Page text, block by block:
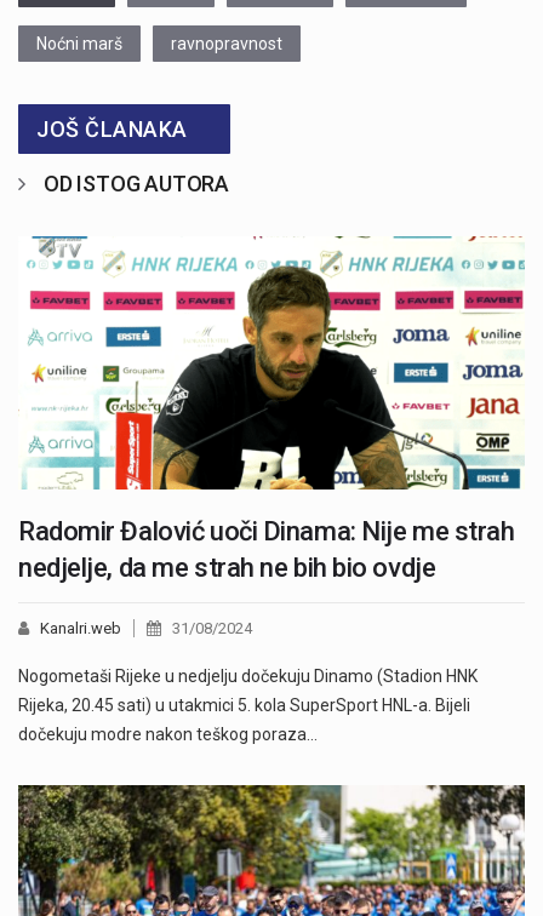
Noćni marš ravnopravnost
JOŠ ČLANAKA
OD ISTOG AUTORA
Radomir Đalović uoči Dinama: Nije me strah
nedjelje, da me strah ne bih bio ovdje
Kanalri.web 31/08/2024
Nogometaši Rijeke u nedjelju dočekuju Dinamo (Stadion HNK
Rijeka, 20.45 sati) u utakmici 5. kola SuperSport HNL-a. Bijeli
dočekuju modre nakon teškog poraza…